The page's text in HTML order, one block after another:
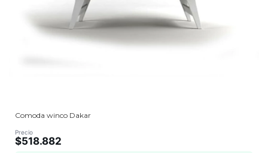
Comoda winco Dakar
Precio
$518.882